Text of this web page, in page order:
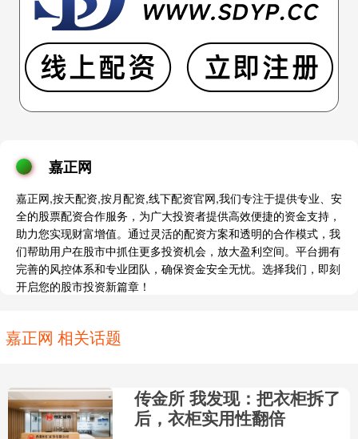
嘉正网
嘉正网,按天配资,按月配资,线下配资官网,我们专注于提供专业、安
全的股票配资合作服务，为广大投资者提供高效便捷的资金支持，
助力您实现财富增值。通过灵活的配资方案和透明的合作模式，我
们帮助用户在股市中抓住更多投资机会，放大盈利空间。平台拥有
完善的风控体系和专业团队，确保资金安全无忧。选择我们，即刻
开启您的股市投资新篇章！
嘉正网 相关话题
传金所 我发现：把衣柜拆了
后，衣柜实用性翻倍